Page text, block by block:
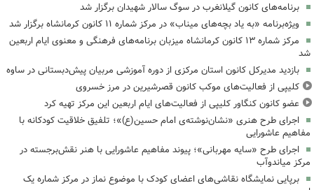
برنامه‌های کانون گیلانغرب در سوگ سالار شهیدان برگزار شد
ویژه‌برنامه «به یاد بچه‌های میناب» در مرکز شماره ۱۱ کانون کرمانشاه برگزار شد
مرکز شماره ۱۳ کانون کرمانشاه میزبان برنامه‌های فرهنگی و معنوی ایام اربعین
شد
بازدید مدیرکل کانون استان مرکزی از دوره آموزشی مربیان پیش‌دبستانی در ساوه
کلیپی از فعالیت‌های موکب کانون قصرشیرین در مرز خسروی
عضو کانون کنگاور کلیپی از فعالیت‌های ایام اربعین این مرکز تهیه کرد
اجرای طرح هنری «نشان‌نوشته‌ی امام حسین(ع)»؛ تلفیق خلاقیت کودکانه با
مفاهیم عاشورایی
اجرای طرح «سایه مهربانی»؛ پیوند مفاهیم عاشورایی با هنر نقش‌برجسته در
مرکز میاندوآب
برپایی نمایشگاه نقاشی‌های اعضای کودک با موضوع نماز در مرکز شماره یک